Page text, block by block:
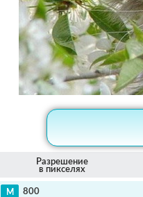
Разрешение
в пикселях
800